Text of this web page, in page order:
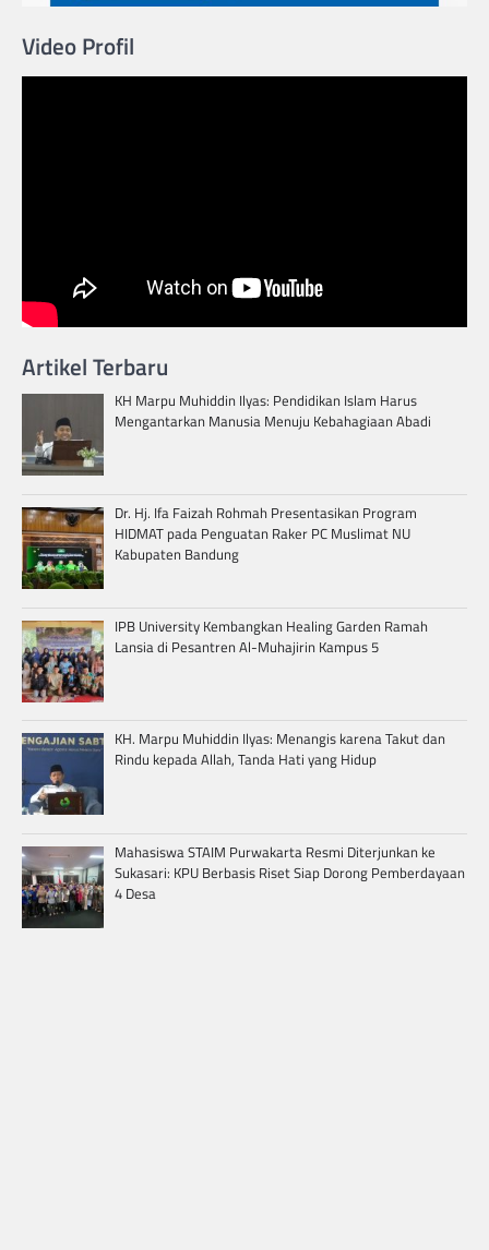
Video Profil
Artikel Terbaru
KH Marpu Muhiddin Ilyas: Pendidikan Islam Harus
Mengantarkan Manusia Menuju Kebahagiaan Abadi
Dr. Hj. Ifa Faizah Rohmah Presentasikan Program
HIDMAT pada Penguatan Raker PC Muslimat NU
Kabupaten Bandung
IPB University Kembangkan Healing Garden Ramah
Lansia di Pesantren Al-Muhajirin Kampus 5
KH. Marpu Muhiddin Ilyas: Menangis karena Takut dan
Rindu kepada Allah, Tanda Hati yang Hidup
Mahasiswa STAIM Purwakarta Resmi Diterjunkan ke
Sukasari: KPU Berbasis Riset Siap Dorong Pemberdayaan
4 Desa